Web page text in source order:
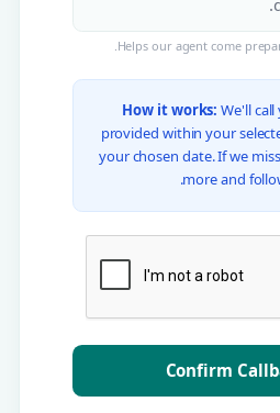
Helps our agent come
How it works: We'll
provided within your
your chosen date. If we
more and
Confirm